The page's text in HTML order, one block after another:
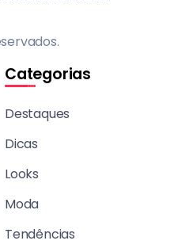
Categorias
Destaques
Dicas
Looks
Moda
Tendências